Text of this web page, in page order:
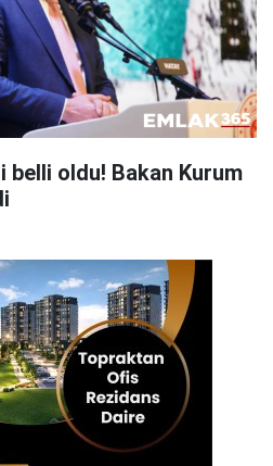
belli oldu! Bakan Kurum